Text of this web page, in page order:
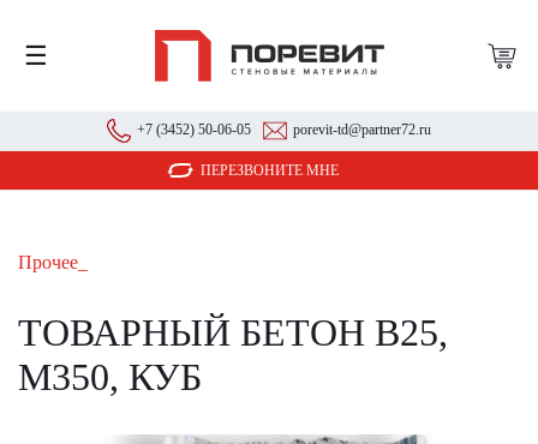
☰
+7 (3452) 50-06-05 porevit-td@partner72.ru
ПЕРЕЗВОНИТЕ МНЕ
Прочее_
ТОВАРНЫЙ БЕТОН В25,
М350, КУБ